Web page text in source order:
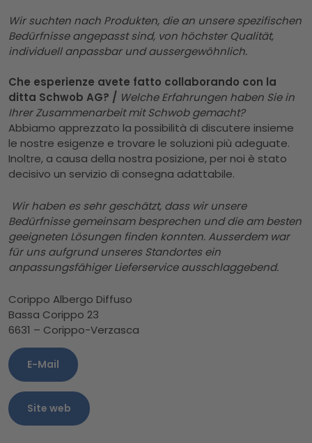
Wir suchten nach Produkten, die an unsere spezifischen
Bedürfnisse angepasst sind, von höchster Qualität,
individuell anpassbar und aussergewöhnlich.
Che esperienze avete fatto collaborando con la
ditta Schwob AG? / Welche Erfahrungen haben Sie in
Ihrer Zusammenarbeit mit Schwob gemacht?
Abbiamo apprezzato la possibilità di discutere insieme
le nostre esigenze e trovare le soluzioni più adeguate.
Inoltre, a causa della nostra posizione, per noi è stato
decisivo un servizio di consegna adattabile.
Wir haben es sehr geschätzt, dass wir unsere
Bedürfnisse gemeinsam besprechen und die am besten
geeigneten Lösungen finden konnten. Ausserdem war
für uns aufgrund unseres Standortes ein
anpassungsfähiger Lieferservice ausschlaggebend.
Corippo Albergo Diffuso
Bassa Corippo 23
6631 – Corippo-Verzasca
E-Mail
Site web